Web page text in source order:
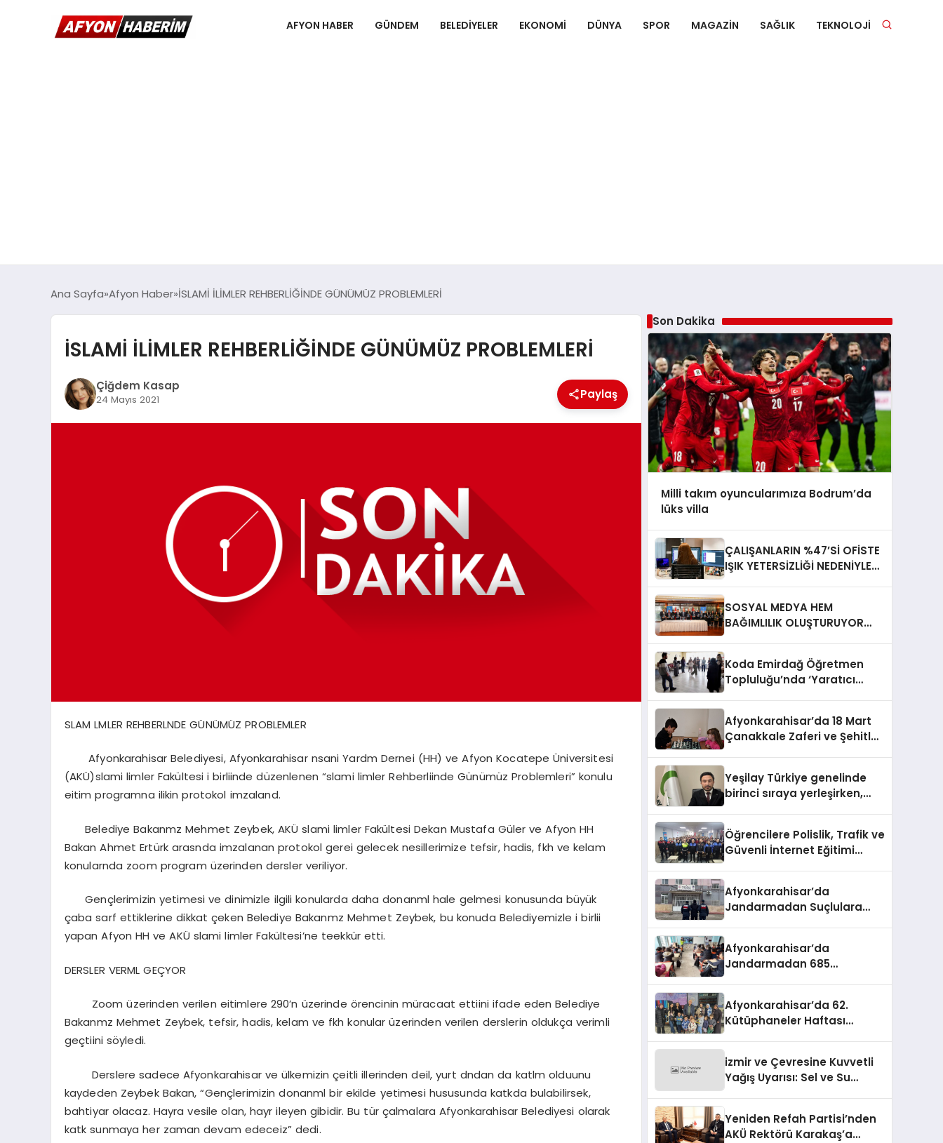
AFYON HABER GÜNDEM BELEDIYELER EKONOMI DÜNYA SPOR MAGAZIN SAĞLIK TEKNOLOJI
Ana Sayfa Afyon Haber İSLAMİ İLİMLER REHBERLİĞİNDE GÜNÜMÜZ PROBLEMLERİ
İSLAMİ İLİMLER REHBERLİĞİNDE GÜNÜMÜZ PROBLEMLERİ
Çiğdem Kasap
24 Mayıs 2021 Paylaş
SLAM LMLER REHBERLNDE GÜNÜMÜZ PROBLEMLER
Afyonkarahisar Belediyesi, Afyonkarahisar nsani Yardm Dernei (HH) ve Afyon Kocatepe Üniversitesi
(AKÜ)slami limler Fakültesi i birliinde düzenlenen “slami limler Rehberliinde Günümüz Problemleri” konulu
eitim programna ilikin protokol imzaland.
Belediye Bakanmz Mehmet Zeybek, AKÜ slami limler Fakültesi Dekan Mustafa Güler ve Afyon HH
Bakan Ahmet Ertürk arasnda imzalanan protokol gerei gelecek nesillerimize tefsir, hadis, fkh ve kelam
konularnda zoom program üzerinden dersler veriliyor.
Gençlerimizin yetimesi ve dinimizle ilgili konularda daha donanml hale gelmesi konusunda büyük
çaba sarf ettiklerine dikkat çeken Belediye Bakanmz Mehmet Zeybek, bu konuda Belediyemizle i birlii
yapan Afyon HH ve AKÜ slami limler Fakültesi’ne teekkür etti.
DERSLER VERML GEÇYOR
Zoom üzerinden verilen eitimlere 290’n üzerinde örencinin müracaat ettiini ifade eden Belediye
Bakanmz Mehmet Zeybek, tefsir, hadis, kelam ve fkh konular üzerinden verilen derslerin oldukça verimli
geçtiini söyledi.
Derslere sadece Afyonkarahisar ve ülkemizin çeitli illerinden deil, yurt dndan da katlm olduunu
kaydeden Zeybek Bakan, “Gençlerimizin donanml bir ekilde yetimesi hususunda katkda bulabilirsek,
bahtiyar olacaz. Hayra vesile olan, hayr ileyen gibidir. Bu tür çalmalara Afyonkarahisar Belediyesi olarak
katk sunmaya her zaman devam edeceiz” dedi.
Son Dakika
Milli takım oyuncularımıza Bodrum’da
lüks villa
ÇALIŞANLARIN %47’Sİ OFİSTE
IŞIK YETERSİZLİĞİ NEDENİYLE
SOSYAL MEDYA HEM
BAĞIMLILIK OLUŞTURUYOR
Koda Emirdağ Öğretmen
Topluluğu’nda ‘Yaratıcı
Afyonkarahisar’da 18 Mart
Çanakkale Zaferi ve Şehitleri
Yeşilay Türkiye genelinde
birinci sıraya yerleşirken,
Öğrencilere Polislik, Trafik ve
Güvenli İnternet Eğitimi
Afyonkarahisar’da
Jandarmadan Suçlulara
Afyonkarahisar’da
Jandarmadan 685
Afyonkarahisar’da 62.
Kütüphaneler Haftası
izmir ve Çevresine Kuvvetli
Yağış Uyarısı: Sel ve Su
Yeniden Refah Partisi’nden
AKÜ Rektörü Karakaş’a